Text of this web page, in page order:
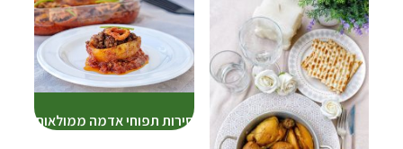
סירות תפוחי אדמה ממולאות